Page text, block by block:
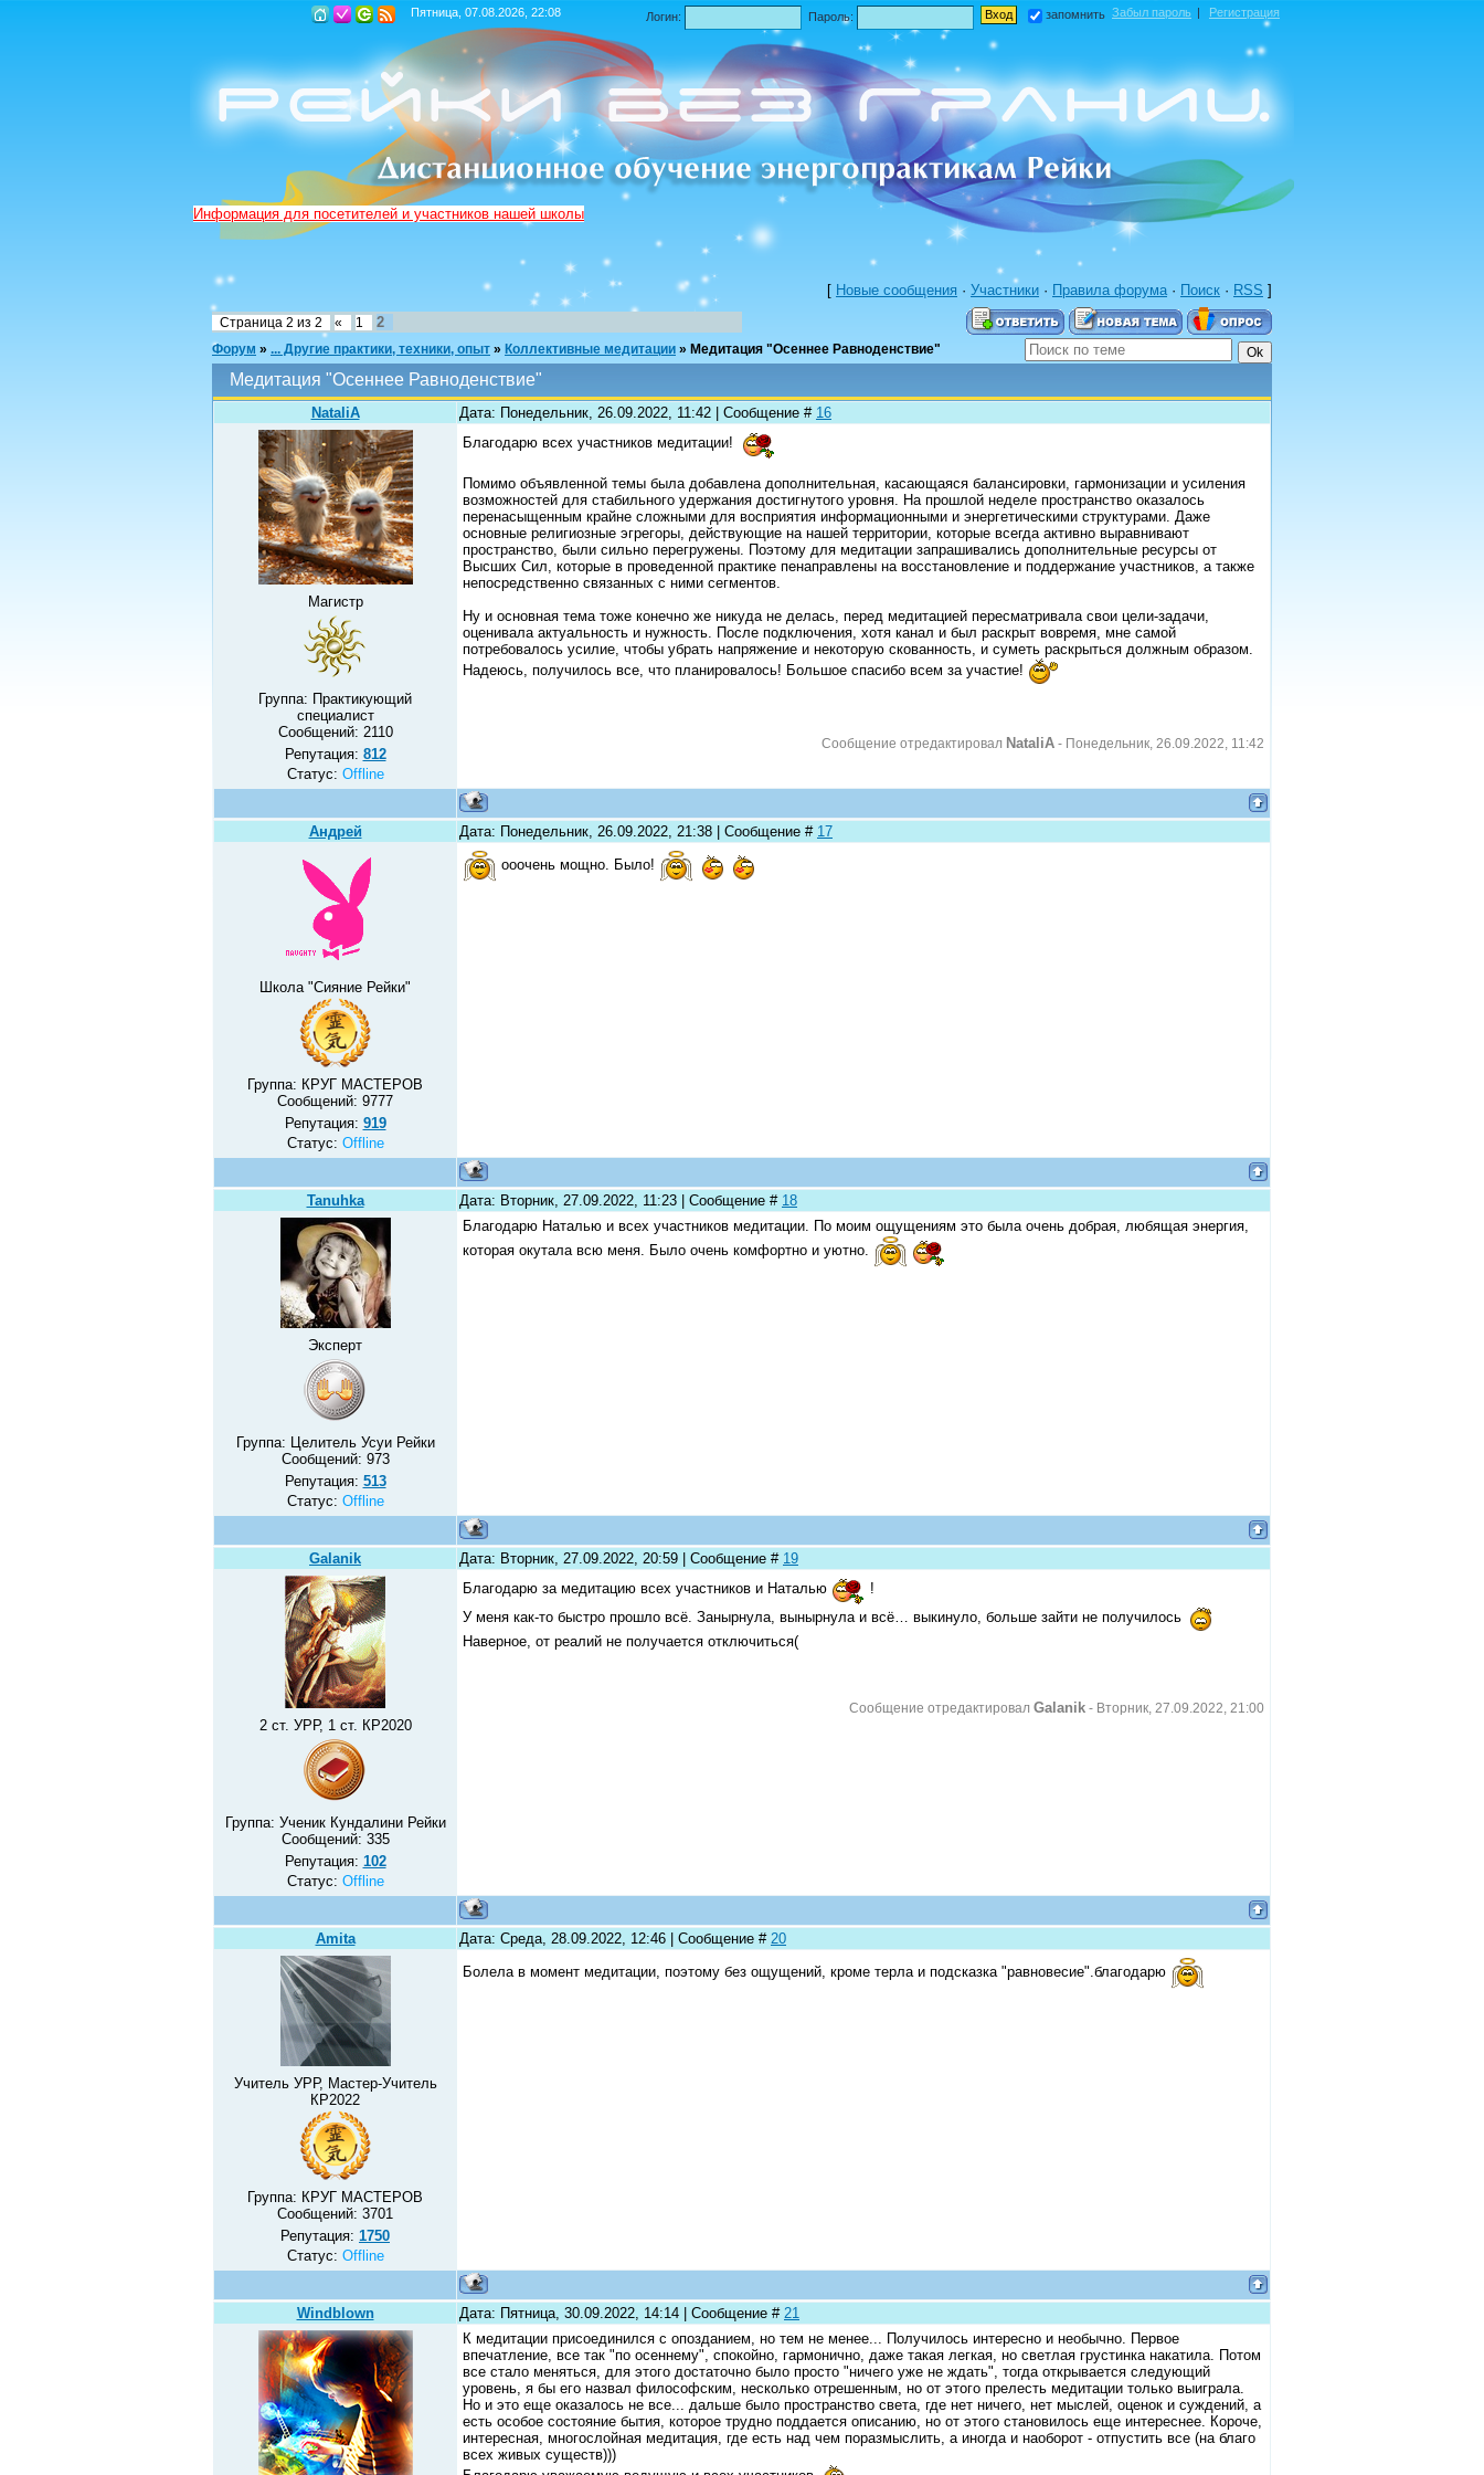
Пятница, 07.08.2026, 22:08 Логин: Пароль: запомнить Забыл пароль | Регистрация
Информация для посетителей и участников нашей школы
[ Новые сообщения · Участники · Правила форума · Поиск · RSS ]
Страница 2 из 2 « 1 2
Форум » ... Другие практики, техники, опыт » Коллективные медитации » Медитация "Осеннее Равноденствие"
Медитация "Осеннее Равноденствие"
NataliA Дата: Понедельник, 26.09.2022, 11:42 | Сообщение # 16
Магистр
Группа: Практикующий
специалист
Сообщений: 2110
Репутация: 812
Статус: Offline
Благодарю всех участников медитации!
Помимо объявленной темы была добавлена дополнительная, касающаяся балансировки, гармонизации и усиления
возможностей для стабильного удержания достигнутого уровня. На прошлой неделе пространство оказалось
перенасыщенным крайне сложными для восприятия информационными и энергетическими структурами. Даже
основные религиозные эгрегоры, действующие на нашей территории, которые всегда активно выравнивают
пространство, были сильно перегружены. Поэтому для медитации запрашивались дополнительные ресурсы от
Высших Сил, которые в проведенной практике пенаправлены на восстановление и поддержание участников, а также
непосредственно связанных с ними сегментов.
Ну и основная тема тоже конечно же никуда не делась, перед медитацией пересматривала свои цели-задачи,
оценивала актуальность и нужность. После подключения, хотя канал и был раскрыт вовремя, мне самой
потребовалось усилие, чтобы убрать напряжение и некоторую скованность, и суметь раскрыться должным образом.
Надеюсь, получилось все, что планировалось! Большое спасибо всем за участие!
Сообщение отредактировал NataliA - Понедельник, 26.09.2022, 11:42
Андрей Дата: Понедельник, 26.09.2022, 21:38 | Сообщение # 17
Школа "Сияние Рейки"
Группа: КРУГ МАСТЕРОВ
Сообщений: 9777
Репутация: 919
Статус: Offline
ооочень мощно. Было!
Tanuhka Дата: Вторник, 27.09.2022, 11:23 | Сообщение # 18
Эксперт
Группа: Целитель Усуи Рейки
Сообщений: 973
Репутация: 513
Статус: Offline
Благодарю Наталью и всех участников медитации. По моим ощущениям это была очень добрая, любящая энергия,
которая окутала всю меня. Было очень комфортно и уютно.
Galanik Дата: Вторник, 27.09.2022, 20:59 | Сообщение # 19
2 ст. УРР, 1 ст. КР2020
Группа: Ученик Кундалини Рейки
Сообщений: 335
Репутация: 102
Статус: Offline
Благодарю за медитацию всех участников и Наталью
!
У меня как-то быстро прошло всё. Занырнула, вынырнула и всё… выкинуло, больше зайти не получилось
Наверное, от реалий не получается отключиться(
Сообщение отредактировал Galanik - Вторник, 27.09.2022, 21:00
Amita Дата: Среда, 28.09.2022, 12:46 | Сообщение # 20
Учитель УРР, Мастер-Учитель
КР2022
Группа: КРУГ МАСТЕРОВ
Сообщений: 3701
Репутация: 1750
Статус: Offline
Болела в момент медитации, поэтому без ощущений, кроме терла и подсказка "равновесие".благодарю
Windblown Дата: Пятница, 30.09.2022, 14:14 | Сообщение # 21
К медитации присоединился с опозданием, но тем не менее... Получилось интересно и необычно. Первое
впечатление, все так "по осеннему", спокойно, гармонично, даже такая легкая, но светлая грустинка накатила. Потом
все стало меняться, для этого достаточно было просто "ничего уже не ждать", тогда открывается следующий
уровень, я бы его назвал философским, несколько отрешенным, но от этого прелесть медитации только выиграла.
Но и это еще оказалось не все... дальше было пространство света, где нет ничего, нет мыслей, оценок и суждений, а
есть особое состояние бытия, которое трудно поддается описанию, но от этого становилось еще интереснее. Короче,
интересная, многослойная медитация, где есть над чем поразмыслить, а иногда и наоборот - отпустить все (на благо
всех живых существ)))